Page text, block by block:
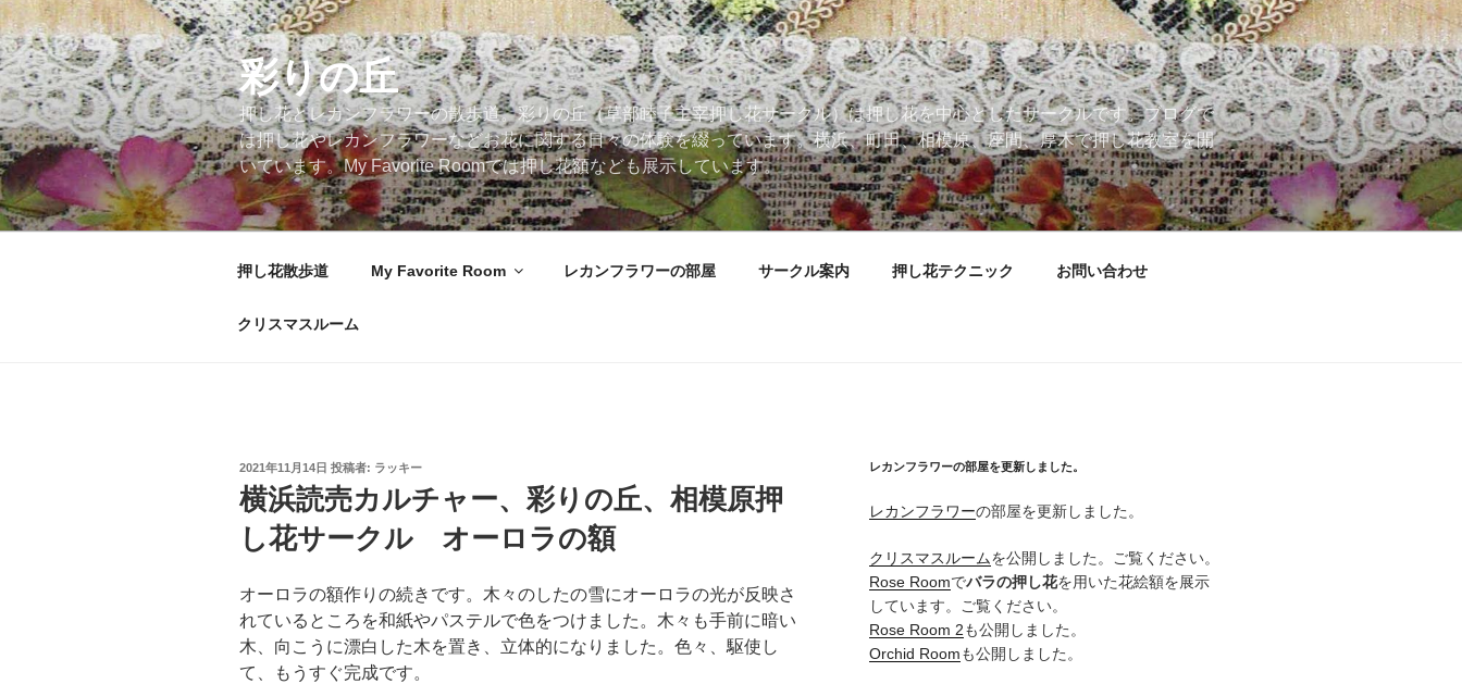
コ
ン
テ
ン
ツ
へ
ス
キ
ッ
彩りの丘
押し花とレカンフラワーの散歩道。彩りの丘（草部睦子主宰押し花サークル）は押し花を中心としたサークルです。ブログで
は押し花やレカンフラワーなどお花に関する日々の体験を綴っています。横浜、町田、相模原、座間、厚木で押し花教室を開
いています。My Favorite Roomでは押し花額なども展示しています。
押し花散歩道 My Favorite Room レカンフラワーの部屋 サークル案内 押し花テクニック お問い合わせ
クリスマスルーム
投
稿
日:
2021年11月14日 投稿者: ラッキー
横浜読売カルチャー、彩りの丘、相模原押
し花サークル オーロラの額
オーロラの額作りの続きです。木々のしたの雪にオーロラの光が反映さ
れているところを和紙やパステルで色をつけました。木々も手前に暗い
木、向こうに漂白した木を置き、立体的になりました。色々、駆使し
て、もうすぐ完成です。
レカンフラワーの部屋を更新しました。
レカンフラワーの部屋を更新しました。
クリスマスルームを公開しました。ご覧ください。
Rose Roomでバラの押し花を用いた花絵額を展示
しています。ご覧ください。
Rose Room 2も公開しました。
Orchid Roomも公開しました。